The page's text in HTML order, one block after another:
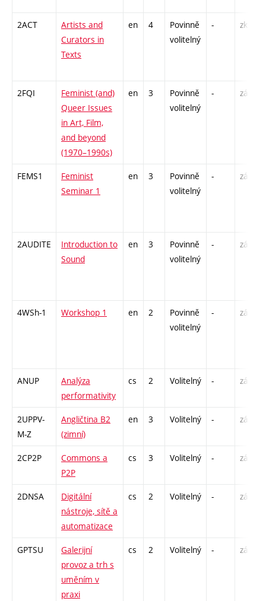
2ACT
Artists and
Curators in
Texts
en 4
Povinně
volitelný
- zk
2FQI
Feminist (and)
Queer Issues
in Art, Film,
and beyond
(1970–1990s)
en 3
Povinně
volitelný
- zá
FEMS1
Feminist
Seminar 1
en 3
Povinně
volitelný
- zá
2AUDITE
Introduction to
Sound
en 3
Povinně
volitelný
- zá
4WSh-1 Workshop 1 en 2
Povinně
volitelný
- zá
ANUP
Analýza
performativity
cs 2 Volitelný - zá
2UPPV-
M-Z
Angličtina B2
(zimní)
en 3 Volitelný - zá,zk
2CP2P
Commons a
P2P
cs 3 Volitelný - zá
2DNSA
Digitální
nástroje, sítě a
automatizace
cs 2 Volitelný - zá
GPTSU
Galerijní
provoz a trh s
uměním v
praxi
cs 2 Volitelný - zá